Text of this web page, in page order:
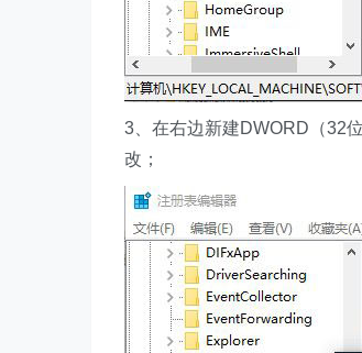
3、在右边新建DWORD（32
改；